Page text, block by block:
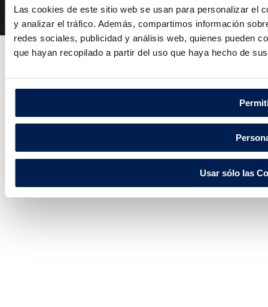
Las cookies de este sitio web se usan para personalizar el
y analizar el tráfico. Además, compartimos información
redes sociales, publicidad y análisis web, quienes pueden
que hayan recopilado a partir del uso que haya hecho de
Usar sólo las
© Copyright Huertas Motor 2024 Todos los derechos
reservados.